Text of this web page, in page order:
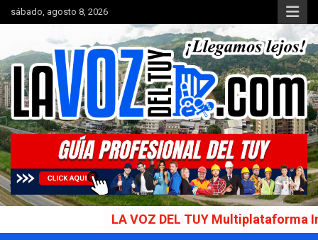
Saltar
al
sábado, agosto 8, 2026
La Voz del Tuy
Portal de noticias
LA VOZ DEL TUY Multiplataforma